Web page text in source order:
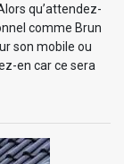
qu’attendez-
comme Brun
son mobile ou
en car ce sera